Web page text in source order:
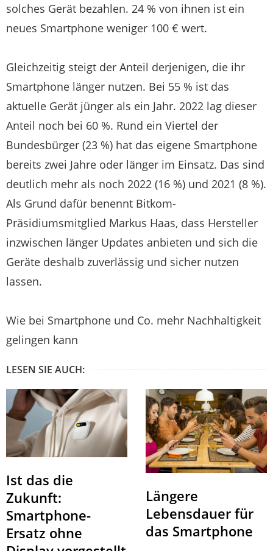
solches Gerät bezahlen. 24 % von ihnen ist ein
neues Smartphone weniger 100 € wert.
Gleichzeitig steigt der Anteil derjenigen, die ihr
Smartphone länger nutzen. Bei 55 % ist das
aktuelle Gerät jünger als ein Jahr. 2022 lag dieser
Anteil noch bei 60 %. Rund ein Viertel der
Bundesbürger (23 %) hat das eigene Smartphone
bereits zwei Jahre oder länger im Einsatz. Das sind
deutlich mehr als noch 2022 (16 %) und 2021 (8 %).
Als Grund dafür benennt Bitkom-
Präsidiumsmitglied Markus Haas, dass Hersteller
inzwischen länger Updates anbieten und sich die
Geräte deshalb zuverlässig und sicher nutzen
lassen.
Wie bei Smartphone und Co. mehr Nachhaltigkeit
gelingen kann
LESEN SIE AUCH:
Ist das die
Zukunft:
Smartphone-
Ersatz ohne
Längere
Lebensdauer für
das Smartphone